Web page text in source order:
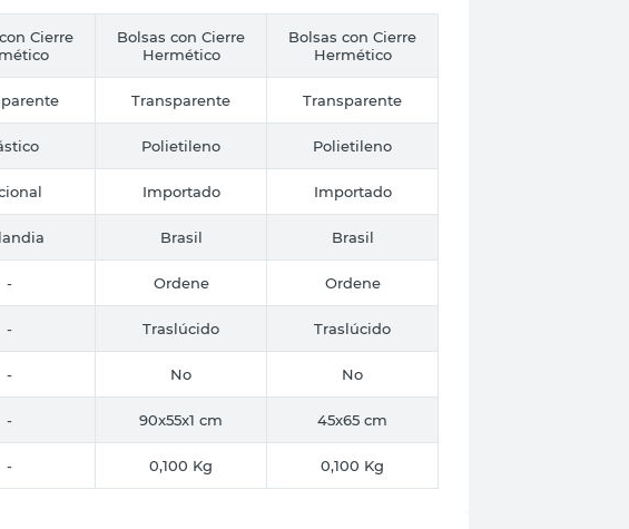
Cierre
Bolsas con Cierre
Hermético
Bolsas con Cierre
Hermético
Transparente Transparente
Polietileno Polietileno
Importado Importado
Brasil Brasil
- Ordene Ordene
- Traslúcido Traslúcido
- No No
- 90x55x1 cm 45x65 cm
- 0,100 Kg 0,100 Kg